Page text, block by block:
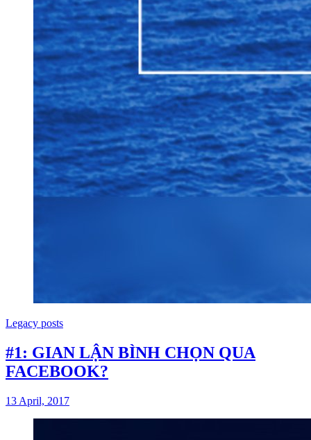
Legacy posts
#1: GIAN LẬN BÌNH CHỌN QUA
FACEBOOK?
13 April, 2017